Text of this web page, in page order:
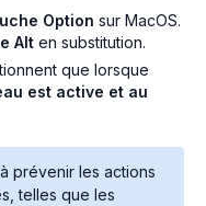
Option sur MacOS.
Alt en substitution.
que lorsque
est active et au
prévenir les actions
telles que les